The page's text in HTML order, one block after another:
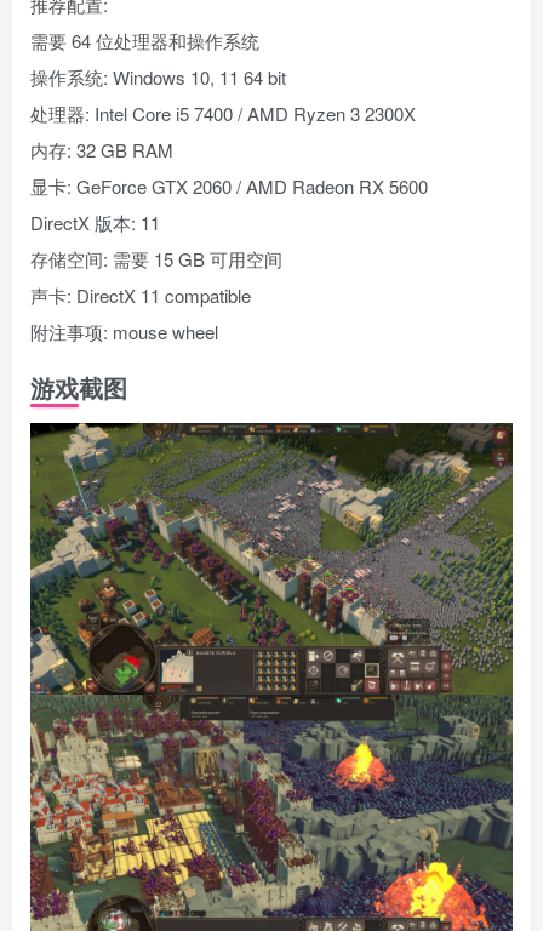
需要 64 位处理器和操作系统
操作系统: Windows 10, 11 64 bit
处理器: Intel Core i5 7400 / AMD Ryzen 3 2300X
内存: 32 GB RAM
显卡: GeForce GTX 2060 / AMD Radeon RX 5600
DirectX 版本: 11
存储空间: 需要 15 GB 可用空间
声卡: DirectX 11 compatible
附注事项: mouse wheel
游戏截图